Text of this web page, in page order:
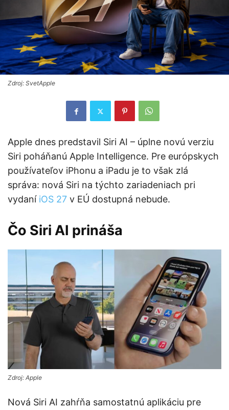
Zdroj: SvetApple
Apple dnes predstavil Siri AI – úplne novú verziu
Siri poháňanú Apple Intelligence. Pre európskych
používateľov iPhonu a iPadu je to však zlá
správa: nová Siri na týchto zariadeniach pri
vydaní iOS 27 v EÚ dostupná nebude.
Čo Siri AI prináša
Zdroj: Apple
Nová Siri AI zahŕňa samostatnú aplikáciu pre